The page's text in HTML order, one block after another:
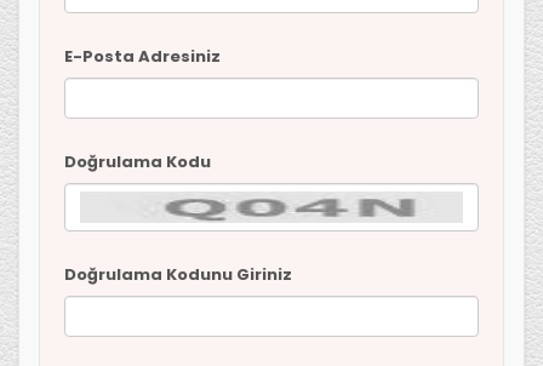
E-Posta Adresiniz
Doğrulama Kodu
Doğrulama Kodunu Giriniz